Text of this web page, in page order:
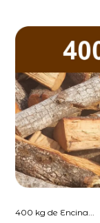
400 kg de Encina...